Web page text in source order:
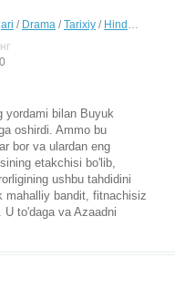
/ Drama /Tarixiy / Hind Kinolar Uzbek Tilida
yordami bilan Buyuk
oshirdi. Ammo bu
bor va ulardan eng
etakchisi bo'lib,
ushbu tahdidini
mahalliy bandit, fitnachisiz
to'daga va Azaadni